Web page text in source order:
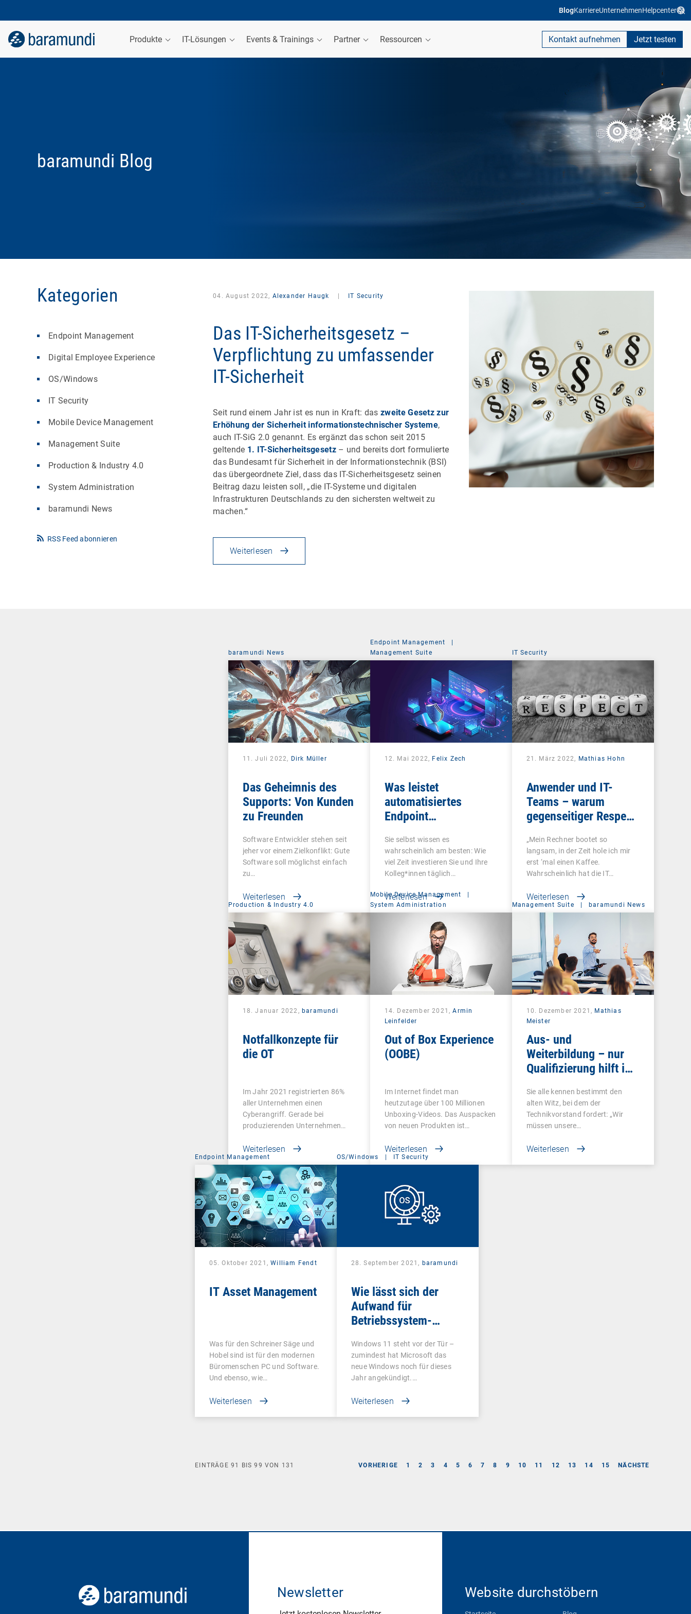
BlogKarriereUnternehmenHelpcenter
Produkte IT-Lösungen Events & Trainings Partner Ressourcen Kontakt aufnehmen Jetzt testen
baramundi Blog
Kategorien
Endpoint Management
Digital Employee Experience
OS/Windows
IT Security
Mobile Device Management
Management Suite
Production & Industry 4.0
System Administration
baramundi News
RSS Feed abonnieren
04. August 2022, Alexander Haugk IT Security
Das IT-Sicherheitsgesetz –
Verpflichtung zu umfassender
IT-Sicherheit
Seit rund einem Jahr ist es nun in Kraft: daszweite Gesetz zur
Erhöhung der Sicherheit informationstechnischer Systeme,
auch IT-SiG 2.0 genannt. Es ergänzt das schon seit 2015
geltende 1. IT-Sicherheitsgesetz– und bereits dort formulierte
das Bundesamt für Sicherheit in der Informationstechnik (BSI)
das übergeordnete Ziel, dass das IT-Sicherheitsgesetz seinen
Beitrag dazu leisten soll, „die IT-Systeme und digitalen
Infrastrukturen Deutschlands zu den sichersten weltweit zu
machen.“
Weiterlesen
baramundi News
11. Juli 2022, Dirk Müller
Das Geheimnis des
Supports: Von Kunden
zu Freunden
Software Entwickler stehen seit
jeher vor einem Zielkonflikt: Gute
Software soll möglichst einfach
zu…
Weiterlesen
Endpoint Management
|
Management Suite
12. Mai 2022, Felix Zech
Was leistet
automatisiertes
Endpoint
Sie selbst wissen es
wahrscheinlich am besten: Wie
viel Zeit investieren Sie und Ihre
Kolleg*innen täglich…
Weiterlesen
IT Security
21. März 2022, Mathias Hohn
Anwender und IT-
Teams – warum
gegenseitiger Respekt
„Mein Rechner bootet so
langsam, in der Zeit hole ich mir
erst ‘mal einen Kaffee.
Wahrscheinlich hat die IT…
Weiterlesen
Production & Industry 4.0
18. Januar 2022, baramundi
Notfallkonzepte für
die OT
Im Jahr 2021 registrierten 86%
aller Unternehmen einen
Cyberangriff. Gerade bei
produzierenden Unternehmen…
Weiterlesen
Mobile Device Management
|
System Administration
14. Dezember 2021,Armin
Leinfelder
Out of Box Experience
(OOBE)
Im Internet findet man
heutzutage über 100 Millionen
Unboxing-Videos. Das Auspacken
von neuen Produkten ist…
Weiterlesen
Management Suite | baramundi News
10. Dezember 2021, Mathias
Meister
Aus- und
Weiterbildung – nur
Qualifizierung hilft im
Sie alle kennen bestimmt den
alten Witz, bei dem der
Technikvorstand fordert: „Wir
müssen unsere…
Weiterlesen
Endpoint Management
05. Oktober 2021,William Fendt
IT Asset Management
Was für den Schreiner Säge und
Hobel sind ist für den modernen
Büromenschen PC und Software.
Und ebenso, wie…
Weiterlesen
OS/Windows | IT Security
28. September 2021, baramundi
Wie lässt sich der
Aufwand für
Betriebssystem-
Windows 11 steht vor der Tür –
zumindest hat Microsoft das
neue Windows noch für dieses
Jahr angekündigt.…
Weiterlesen
VORHERIGE 1 2 3 4 5 6 7 8 9 10 11 12 13 14 15 NÄCHSTE
EINTRÄGE 91 BIS99 VON 131
Newsletter Website durchstöbern